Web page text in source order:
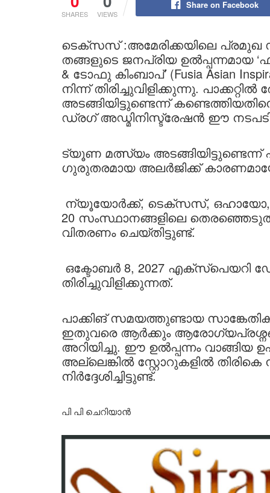
SHARES VIEWS
Share on Facebook
ടെക്സസ് :അമേരിക്കയിലെ പ്രമുഖ
തങ്ങളുടെ ജനപ്രിയ
& ടോഫു കിംബാപ്’ (Fusia Asian
നിന്ന് തിരിച്ചുവിളിക്കുന്നു.
അടങ്ങിയിട്ടുണ്ടെന്ന്
ഡ്രഗ് അഡ്മിനിസ്ട്രേഷൻ ഈ നടപടി
ട്യൂണ മത്സ്യം അടങ്ങിയിട്ടുണ്ടെന്ന്
ഗുരുതരമായ അലർജിക്ക്
ന്യൂയോർക്ക്, ടെക്സസ്, ഒഹായോ,
20 സംസ്ഥാനങ്ങളിലെ
വിതരണം ചെയ്തിട്ടുണ്ട്.
ഒക്ടോബർ 8, 2027 എക്സ്പെയറി
തിരിച്ചുവിളിക്കുന്നത്.
പാക്കിങ് സമയത്തുണ്ടായ
ഇതുവരെ ആർക്കും ആരോഗ്യപ്രശ്നങ്ങൾ
അറിയിച്ചു. ഈ ഉൽപ്പന്നം
അല്ലെങ്കിൽ സ്റ്റോറുകളിൽ
നിർദ്ദേശിച്ചിട്ടുണ്ട്.
പി പി ചെറിയാൻ